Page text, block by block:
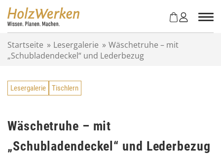
Startseite » Lesergalerie » Wäschetruhe – mit
„Schubladendeckel“ und Lederbezug
Lesergalerie Tischlern
Wäschetruhe – mit
„Schubladendeckel“ und Lederbezug